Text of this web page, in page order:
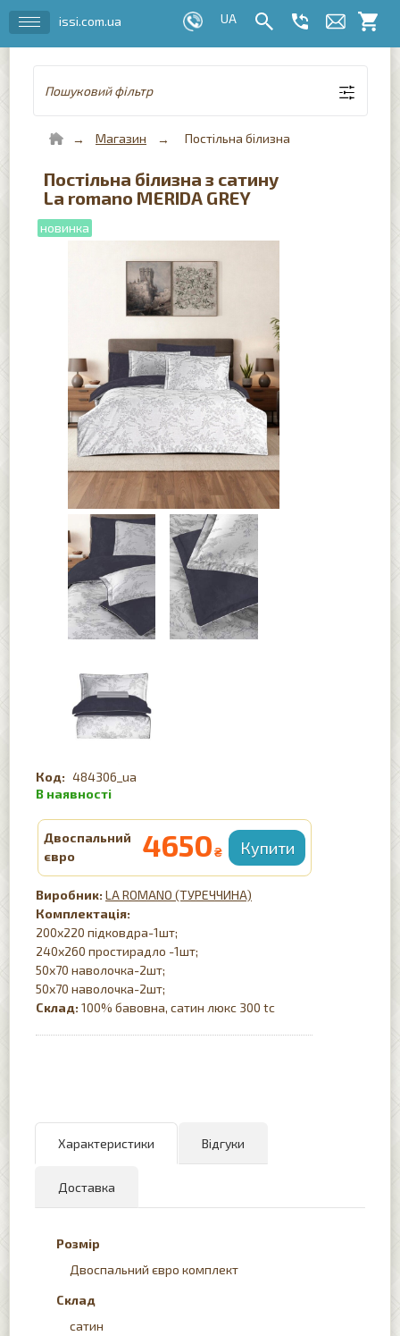
issi.com.ua
Пошуковий фільтр
Магазин Постільна білизна
Постільна білизна з сатину
La romano MERIDA GREY
484306_ua
Двоспальний
євро
4650₴
LA ROMANO (ТУРЕЧЧИНА)
Комплектація:
200х220 підковдра-1шт;
240х260 простирадло -1шт;
50х70 наволочка-2шт;
50х70 наволочка-2шт;
Склад: 100% бавовна, сатин люкс 300 tc
Характеристики Відгуки
Доставка
Розмір
Двоспальний євро комплект
Склад
сатин